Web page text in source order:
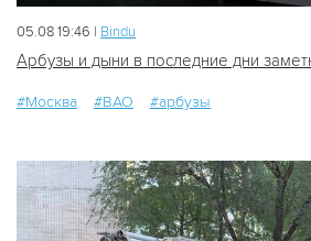
05.08 19:46 | Bindu
Арбузы и дыни в последние дни
#Москва #ВАО #арбузы